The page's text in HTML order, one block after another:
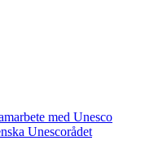
med Unesco
Unescorådet